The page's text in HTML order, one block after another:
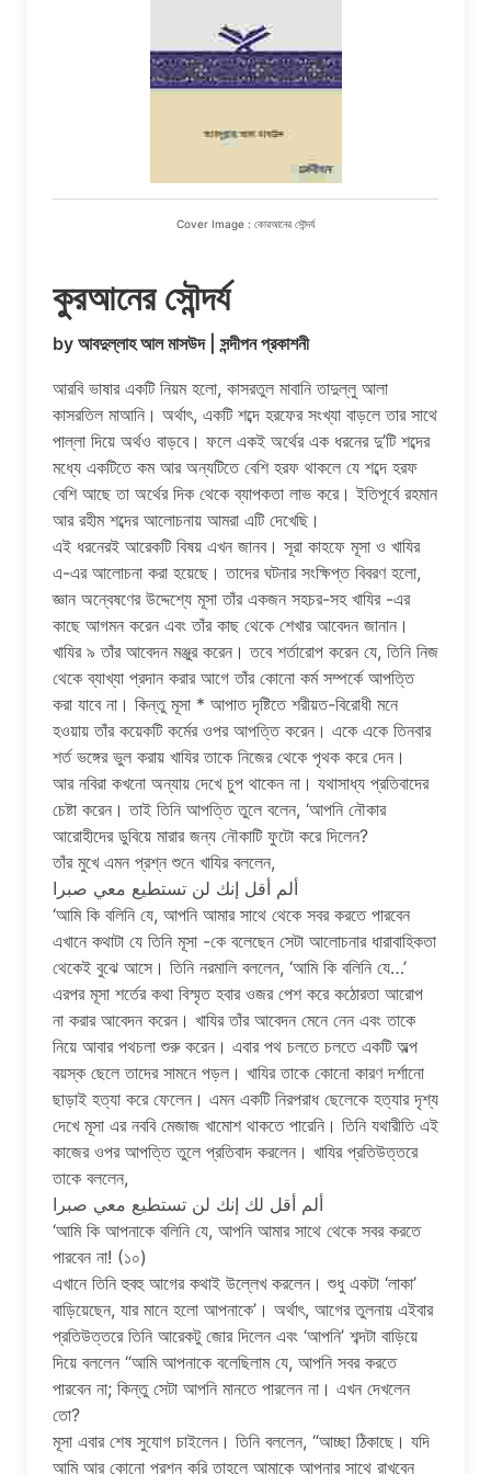
Cover Image : কোরআনের সৌন্দর্য
কুরআনের সৌন্দর্য
by আবদুল্লাহ আল মাসউদ | সন্দীপন প্রকাশনী
আরবি ভাষার একটি নিয়ম হলো, কাসরতুল মাবানি তাদুল্লু আলা
কাসরতিল মাআনি। অর্থাৎ, একটি শব্দে হরফের সংখ্যা বাড়লে তার সাথে
পাল্লা দিয়ে অর্থও বাড়বে। ফলে একই অর্থের এক ধরনের দু’টি শব্দের
মধ্যে একটিতে কম আর অন্যটিতে বেশি হরফ থাকলে যে শব্দে হরফ
বেশি আছে তা অর্থের দিক থেকে ব্যাপকতা লাভ করে। ইতিপূর্বে রহমান
আর রহীম শব্দের আলোচনায় আমরা এটি দেখেছি।
এই ধরনেরই আরেকটি বিষয় এখন জানব। সূরা কাহফে মূসা ও খাযির
এ-এর আলোচনা করা হয়েছে। তাদের ঘটনার সংক্ষিপ্ত বিবরণ হলো,
জ্ঞান অন্বেষণের উদ্দেশ্যে মূসা তাঁর একজন সহচর-সহ খাযির -এর
কাছে আগমন করেন এবং তাঁর কাছ থেকে শেখার আবেদন জানান।
খাযির ৯ তাঁর আবেদন মঞ্জুর করেন। তবে শর্তারোপ করেন যে, তিনি নিজ
থেকে ব্যাখ্যা প্রদান করার আগে তাঁর কোনো কর্ম সম্পর্কে আপত্তি
করা যাবে না। কিন্তু মূসা * আপাত দৃষ্টিতে শরীয়ত-বিরোধী মনে
হওয়ায় তাঁর কয়েকটি কর্মের ওপর আপত্তি করেন। একে একে তিনবার
শর্ত ভঙ্গের ভুল করায় খাযির তাকে নিজের থেকে পৃথক করে দেন।
আর নবিরা কখনো অন্যায় দেখে চুপ থাকেন না। যথাসাধ্য প্রতিবাদের
চেষ্টা করেন। তাই তিনি আপত্তি তুলে বলেন, ‘আপনি নৌকার
আরোহীদের ডুবিয়ে মারার জন্য নৌকাটি ফুটো করে দিলেন?
তাঁর মুখে এমন প্রশ্ন শুনে খাযির বললেন,
ألم أقل إنك لن تستطيع معي صبرا
‘আমি কি বলিনি যে, আপনি আমার সাথে থেকে সবর করতে পারবেন
এখানে কথাটা যে তিনি মূসা -কে বলেছেন সেটা আলোচনার ধারাবাহিকতা
থেকেই বুঝে আসে। তিনি নরমালি বললেন, ‘আমি কি বলিনি যে…’
এরপর মূসা শর্তের কথা বিস্মৃত হবার ওজর পেশ করে কঠোরতা আরোপ
না করার আবেদন করেন। খাযির তাঁর আবেদন মেনে নেন এবং তাকে
নিয়ে আবার পথচলা শুরু করেন। এবার পথ চলতে চলতে একটি অল্প
বয়স্ক ছেলে তাদের সামনে পড়ল। খাযির তাকে কোনো কারণ দর্শানো
ছাড়াই হত্যা করে ফেলেন। এমন একটি নিরপরাধ ছেলেকে হত্যার দৃশ্য
দেখে মূসা এর নববি মেজাজ খামোশ থাকতে পারেনি। তিনি যথারীতি এই
কাজের ওপর আপত্তি তুলে প্রতিবাদ করলেন। খাযির প্রতিউত্তরে
তাকে বললেন,
ألم أقل لك إنك لن تستطيع معي صبرا
‘আমি কি আপনাকে বলিনি যে, আপনি আমার সাথে থেকে সবর করতে
পারবেন না! (১০)
এখানে তিনি হুবহু আগের কথাই উল্লেখ করলেন। শুধু একটা ‘লাকা’
বাড়িয়েছেন, যার মানে হলো আপনাকে’। অর্থাৎ, আগের তুলনায় এইবার
প্রতিউত্তরে তিনি আরেকটু জোর দিলেন এবং ‘আপনি’ শব্দটা বাড়িয়ে
দিয়ে বললেন “আমি আপনাকে বলেছিলাম যে, আপনি সবর করতে
পারবেন না; কিন্তু সেটা আপনি মানতে পারলেন না। এখন দেখলেন
তো?
মূসা এবার শেষ সুযোগ চাইলেন। তিনি বললেন, “আচ্ছা ঠিকাছে। যদি
আমি আর কোনো প্রশ্ন করি তাহলে আমাকে আপনার সাথে রাখবেন